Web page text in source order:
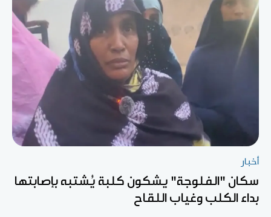
أخبار
سكان "الفلوجة" يشكون كلبة يُشتبه بإصابتها
بداء الكلب وغياب اللقاح